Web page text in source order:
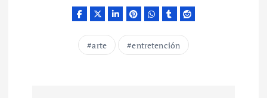
arte entretención